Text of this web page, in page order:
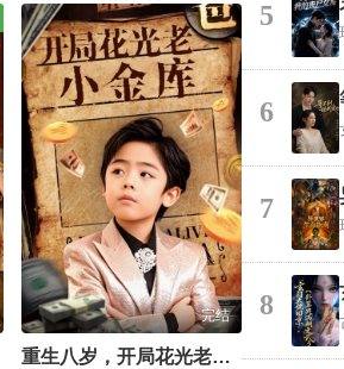
完结
重生八岁，开局花光老爸小金库
5
6
7
8